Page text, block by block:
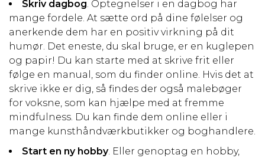
Skriv dagbog. Optegnelser i en dagbog har
mange fordele. At sætte ord på dine følelser og
anerkende dem har en positiv virkning på dit
humør. Det eneste, du skal bruge, er en kuglepen
og papir! Du kan starte med at skrive frit eller
følge en manual, som du finder online. Hvis det at
skrive ikke er dig, så findes der også malebøger
for voksne, som kan hjælpe med at fremme
mindfulness. Du kan finde dem online eller i
mange kunsthåndværkbutikker og boghandlere.
Start en ny hobby. Eller genoptag en hobby,